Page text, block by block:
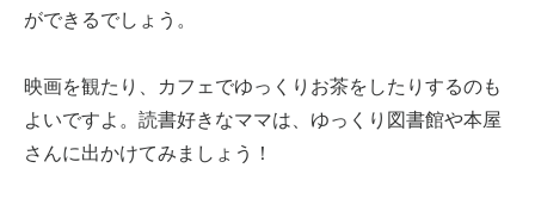
ができるでしょう。
映画を観たり、カフェでゆっくりお茶をしたりするのも
よいですよ。読書好きなママは、ゆっくり図書館や本屋
さんに出かけてみましょう！